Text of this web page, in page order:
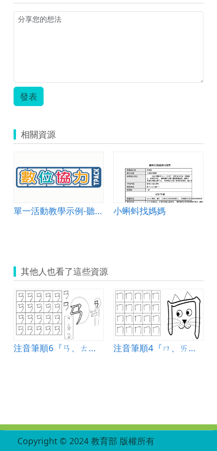
發表
相關資源
單一活動教學示例-聽說讀寫002
小蝌蚪找媽媽
其他人也看了這些資源
注音筆順6『ㄢ、ㄊ、ㄏ』 注音筆順4『ㄇ、ㄞ、 ㄠ』
Copyright © 2024 教育部 版權所有